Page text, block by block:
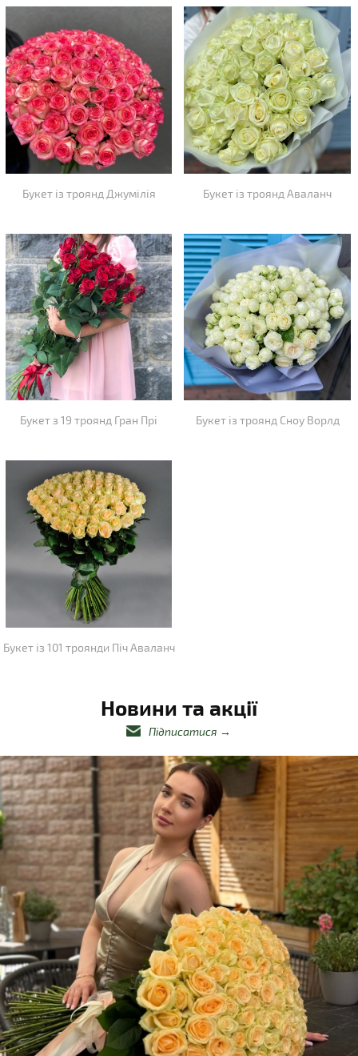
Букет із троянд Джумілія Букет із троянд Аваланч
Букет з 19 троянд Гран Прі Букет із троянд Сноу Ворлд
Букет із 101 троянди Піч Аваланч
Новини та акції
Підписатися →